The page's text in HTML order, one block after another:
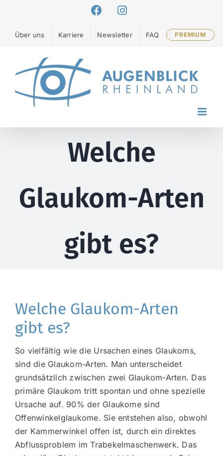
springen
FacebookInstagram
Über uns Karriere Newsletter FAQ PREMIUM
Welche
Glaukom-Arten
gibt es?
Welche Glaukom-Arten
gibt es?
So vielfältig wie die Ursachen eines Glaukoms,
sind die Glaukom-Arten. Man unterscheidet
grundsätzlich zwischen zwei Glaukom-Arten. Das
primäre Glaukom tritt spontan und ohne spezielle
Ursache auf. 90% der Glaukome sind
Offenwinkelglaukome. Sie entstehen also, obwohl
der Kammerwinkel offen ist, durch ein direktes
Abflussproblem im Trabekelmaschenwerk. Das